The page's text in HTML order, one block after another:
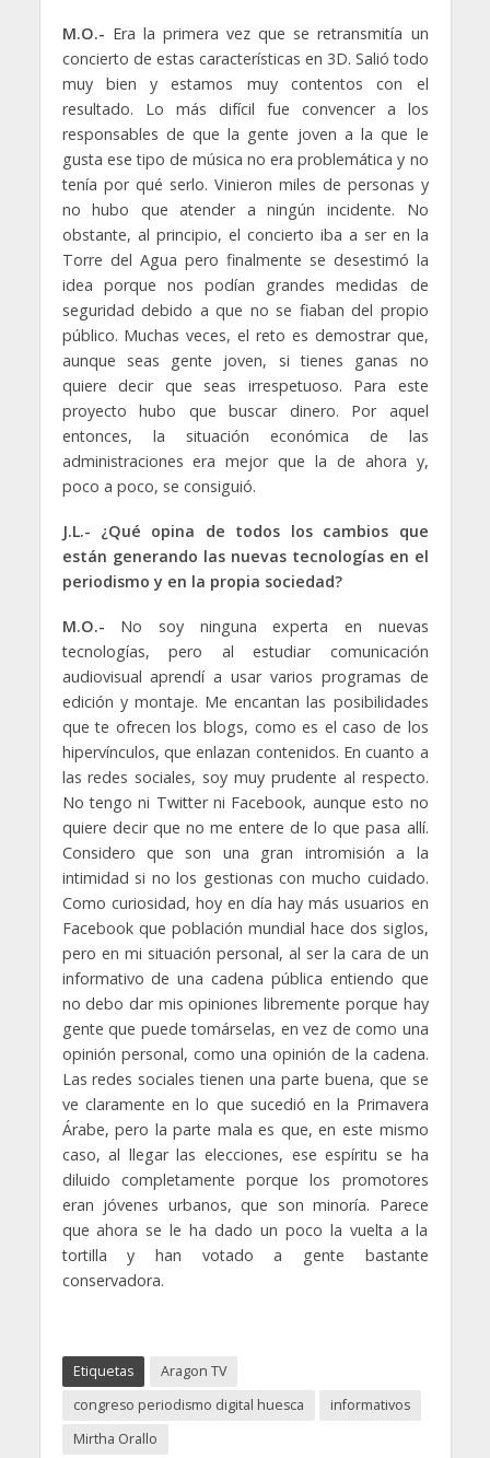
M.O.- Era la primera vez que se retransmitía un
concierto de estas características en 3D. Salió todo
muy bien y estamos muy contentos con el
resultado. Lo más difícil fue convencer a los
responsables de que la gente joven a la que le
gusta ese tipo de música no era problemática y no
tenía por qué serlo. Vinieron miles de personas y
no hubo que atender a ningún incidente. No
obstante, al principio, el concierto iba a ser en la
Torre del Agua pero finalmente se desestimó la
idea porque nos podían grandes medidas de
seguridad debido a que no se fiaban del propio
público. Muchas veces, el reto es demostrar que,
aunque seas gente joven, si tienes ganas no
quiere decir que seas irrespetuoso. Para este
proyecto hubo que buscar dinero. Por aquel
entonces, la situación económica de las
administraciones era mejor que la de ahora y,
poco a poco, se consiguió.
J.L.- ¿Qué opina de todos los cambios que
están generando las nuevas tecnologías en el
periodismo y en la propia sociedad?
M.O.- No soy ninguna experta en nuevas
tecnologías, pero al estudiar comunicación
audiovisual aprendí a usar varios programas de
edición y montaje. Me encantan las posibilidades
que te ofrecen los blogs, como es el caso de los
hipervínculos, que enlazan contenidos. En cuanto a
las redes sociales, soy muy prudente al respecto.
No tengo ni Twitter ni Facebook, aunque esto no
quiere decir que no me entere de lo que pasa allí.
Considero que son una gran intromisión a la
intimidad si no los gestionas con mucho cuidado.
Como curiosidad, hoy en día hay más usuarios en
Facebook que población mundial hace dos siglos,
pero en mi situación personal, al ser la cara de un
informativo de una cadena pública entiendo que
no debo dar mis opiniones libremente porque hay
gente que puede tomárselas, en vez de como una
opinión personal, como una opinión de la cadena.
Las redes sociales tienen una parte buena, que se
ve claramente en lo que sucedió en la Primavera
Árabe, pero la parte mala es que, en este mismo
caso, al llegar las elecciones, ese espíritu se ha
diluido completamente porque los promotores
eran jóvenes urbanos, que son minoría. Parece
que ahora se le ha dado un poco la vuelta a la
tortilla y han votado a gente bastante
conservadora.
Etiquetas
Aragon TV
congreso periodismo digital huesca
informativos
Mirtha Orallo